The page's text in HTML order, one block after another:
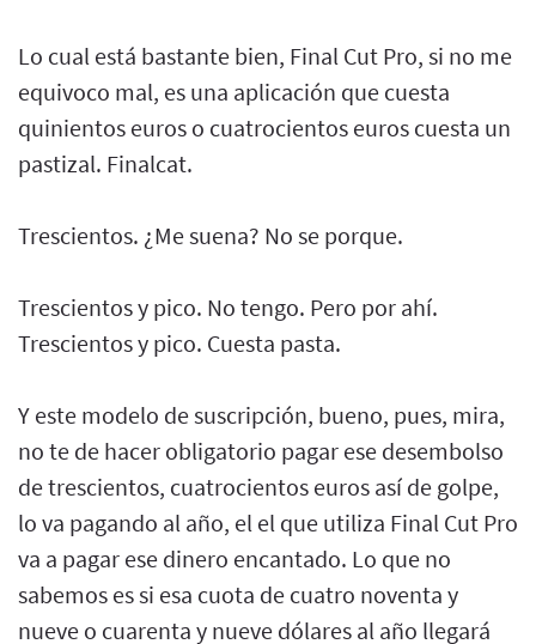
Lo cual está bastante bien, Final Cut Pro, si no me
equivoco mal, es una aplicación que cuesta
quinientos euros o cuatrocientos euros cuesta un
pastizal. Finalcat.
Trescientos. ¿Me suena? No se porque.
Trescientos y pico. No tengo. Pero por ahí.
Trescientos y pico. Cuesta pasta.
Y este modelo de suscripción, bueno, pues, mira,
no te de hacer obligatorio pagar ese desembolso
de trescientos, cuatrocientos euros así de golpe,
lo va pagando al año, el el que utiliza Final Cut Pro
va a pagar ese dinero encantado. Lo que no
sabemos es si esa cuota de cuatro noventa y
nueve o cuarenta y nueve dólares al año llegará